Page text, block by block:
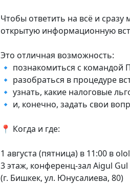
Чтобы ответить на всё и
открытую информационную
Это отличная возможность:
🔹 познакомиться с командой
🔹 разобраться в процедуре
🔹 узнать, какие налоговые
🔹 и, конечно, задать свои
📍 Когда и где:
1 августа (пятница) в 11:00 в
3 этаж, конференц-зал Aigul Gul
(г. Бишкек, ул. Юнусалиева, 80)